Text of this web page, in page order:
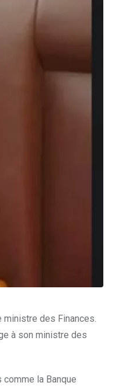
ministre des Finances.
à son ministre des
la Banque